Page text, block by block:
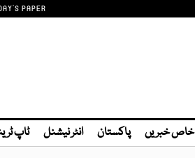
PAPER
خاص خبریں پاکستان انٹر نیشنل ٹاپ